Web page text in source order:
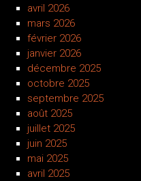
avril 2026
mars 2026
février 2026
janvier 2026
décembre 2025
octobre 2025
septembre 2025
août 2025
juillet 2025
juin 2025
mai 2025
avril 2025